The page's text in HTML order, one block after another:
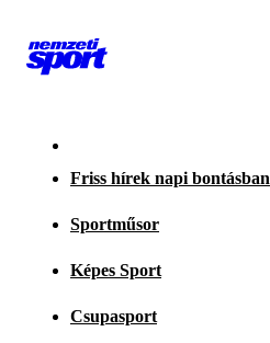
Friss hírek napi bontásban
Sportműsor
Képes Sport
Csupasport